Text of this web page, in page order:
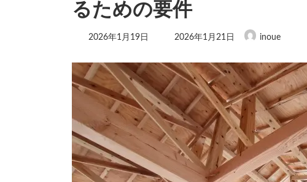
るための要件
2026年1月19日
最
新
日
時
:
2026年1月21日 inoue